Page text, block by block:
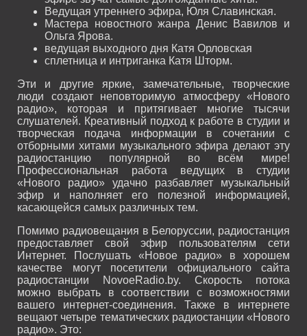
Ведущая утреннего эфира, Юля Славинская.
Мастера новостного жанра Денис Вавилов и
Ольга Ярова.
ведущая выходного дня Катя Орловская
сплетница и интриганка Катя Шторм.
Эти и другие яркие, замечательные, творческие
люди создают неповторимую атмосферу «Нового
радио», которая и притягивает многие тысячи
слушателей. Креативный подход к работе в студии и
творческая подача информации в сочетании с
отборными хитами музыкального эфира делают эту
радиостанцию популярной во всём мире!
Профессиональная работа ведущих в студии
«Нового радио» удачно разбавляет музыкальный
эфир и наполняет его полезной информацией,
касающейся самых различных тем.
Помимо радиовещания в Белоруссии, радиостанция
предоставляет свой эфир пользователям сети
Интернет. Послушать «Новое радио» в хорошем
качестве могут посетители официального сайта
радиостанции NovoeRadio.by. Скорость потока
можно выбрать в соответствии с возможностями
вашего интернет-соединения. Также в интернете
вещают четыре тематических радиостанции «Нового
радио». Это: